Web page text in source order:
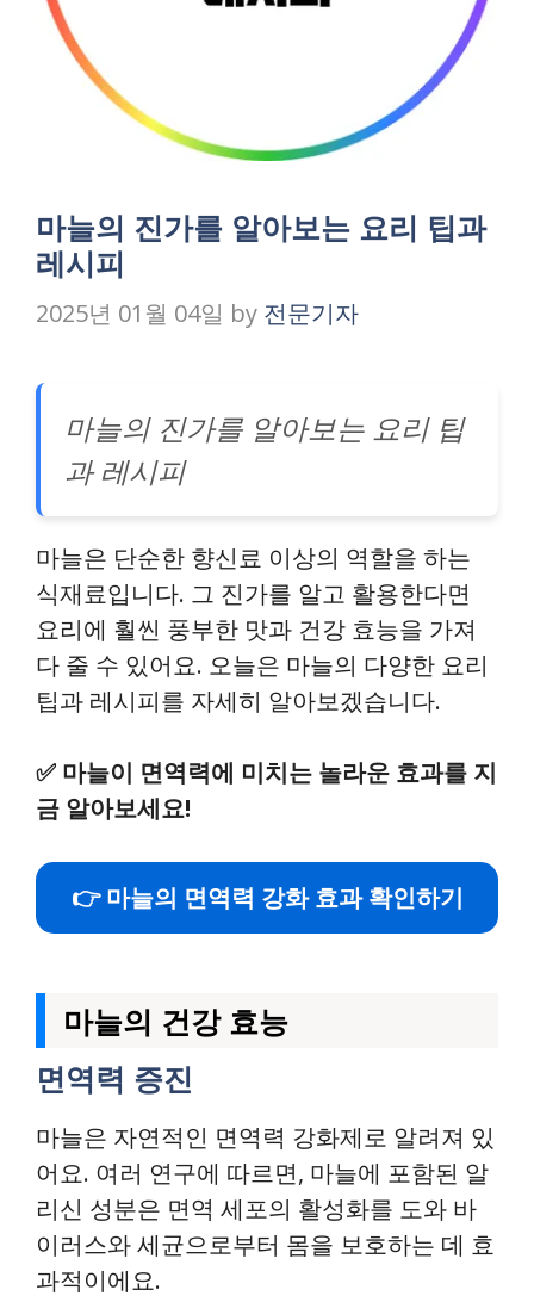
마늘의 진가를 알아보는 요리 팁과
레시피
2025년 01월 04일 by 전문기자
마늘의 진가를 알아보는 요리 팁
과 레시피
마늘은 단순한 향신료 이상의 역할을 하는
식재료입니다. 그 진가를 알고 활용한다면
요리에 훨씬 풍부한 맛과 건강 효능을 가져
다 줄 수 있어요. 오늘은 마늘의 다양한 요리
팁과 레시피를 자세히 알아보겠습니다.
✅ 마늘이 면역력에 미치는 놀라운 효과를 지
금 알아보세요!
👉 마늘의 면역력 강화 효과 확인하기
마늘의 건강 효능
면역력 증진
마늘은 자연적인 면역력 강화제로 알려져 있
어요. 여러 연구에 따르면, 마늘에 포함된 알
리신 성분은 면역 세포의 활성화를 도와 바
이러스와 세균으로부터 몸을 보호하는 데 효
과적이에요.